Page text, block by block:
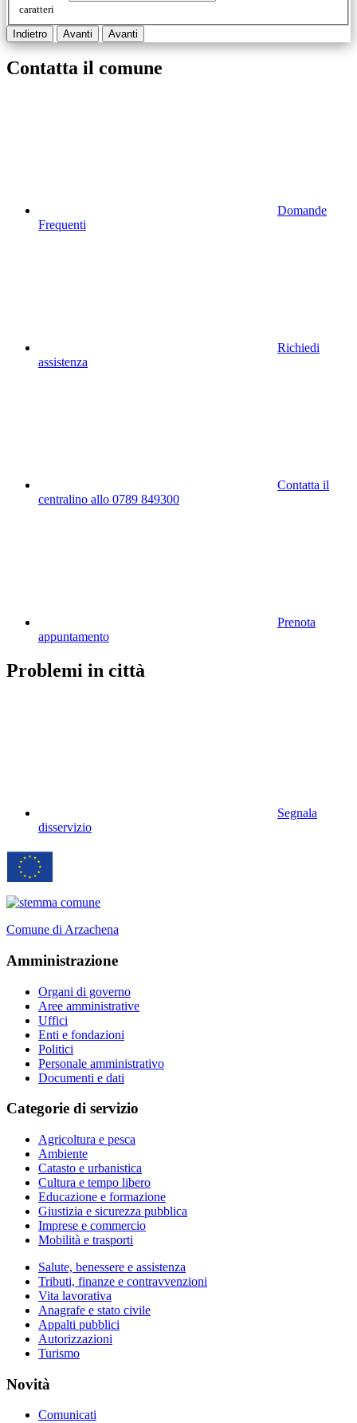
caratteri
Indietro Avanti Avanti
Contatta il comune
Domande
Frequenti
Richiedi
assistenza
Contatta il
centralino allo 0789 849300
Prenota
appuntamento
Problemi in città
Segnala
disservizio
Comune di Arzachena
Amministrazione
Organi di governo
Aree amministrative
Uffici
Enti e fondazioni
Politici
Personale amministrativo
Documenti e dati
Categorie di servizio
Agricoltura e pesca
Ambiente
Catasto e urbanistica
Cultura e tempo libero
Educazione e formazione
Giustizia e sicurezza pubblica
Imprese e commercio
Mobilità e trasporti
Salute, benessere e assistenza
Tributi, finanze e contravvenzioni
Vita lavorativa
Anagrafe e stato civile
Appalti pubblici
Autorizzazioni
Turismo
Novità
Comunicati